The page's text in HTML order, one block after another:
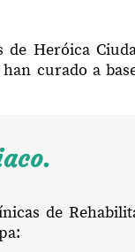
Heróica
curado a
de